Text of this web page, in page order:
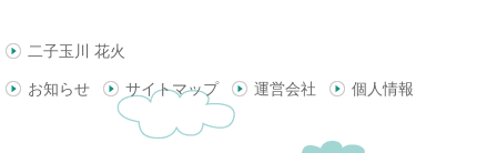
二子玉川 花火
お知らせ サイトマップ 運営会社 個人情報